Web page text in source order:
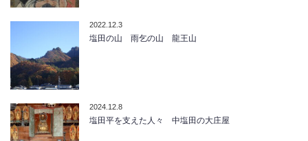
2022.12.3
塩田の山 雨乞の山 龍王山
2024.12.8
塩田平を支えた人々 中塩田の大庄屋